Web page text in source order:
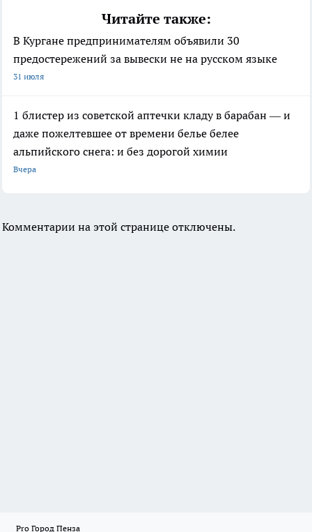
Читайте также:
В Кургане предпринимателям объявили 30
предостережений за вывески не на русском языке
31 июля
1 блистер из советской аптечки кладу в барабан — и
даже пожелтевшее от времени белье белее
альпийского снега: и без дорогой химии
Вчера
Комментарии на этой странице отключены.
Pro Город Пенза